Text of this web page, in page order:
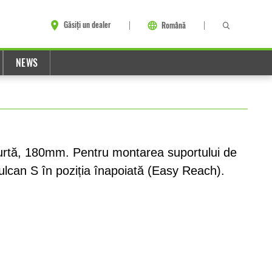
Găsiți un dealer Română
NEWS
180mm. Pentru montarea suportului de
S în poziția înapoiată (Easy Reach).